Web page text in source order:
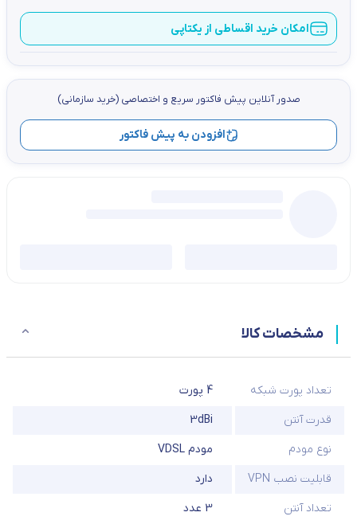
امکان خرید اقساطی از یکتاپی
صدور آنلاین پيش فاكتور سریع و اختصاصي (خرید سازمانی)
افزودن به پیش فاکتور
مشخصات کالا
تعداد پورت شبکه
4 پورت
قدرت آنتن
3dBi
نوع مودم
مودم VDSL
قابلیت نصب VPN
دارد
تعداد آنتن
3 عدد